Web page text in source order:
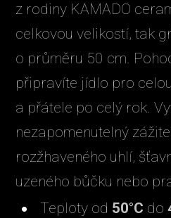
z rodiny KAMADO
celkovou velikostí, tak
o průměru 50 cm.
připravíte jídlo pro
a přátele po celý rok.
nezapomenutelný
rozžhaveného uhlí,
uzeného bůčku nebo
Teploty od 50°C do